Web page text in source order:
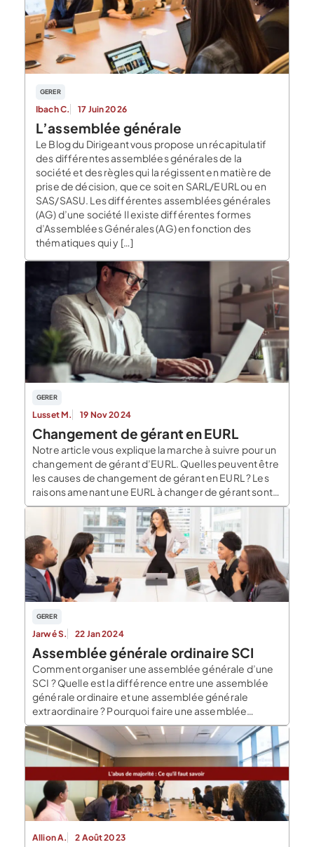
GERER
Ibach C. 17 Juin 2026
L’assemblée générale
Le Blog du Dirigeant vous propose un récapitulatif
des différentes assemblées générales de la
société et des règles qui la régissent en matière de
prise de décision, que ce soit en SARL/EURL ou en
SAS/SASU. Les différentes assemblées générales
(AG) d’une société Il existe différentes formes
d’Assemblées Générales (AG) en fonction des
thématiques qui y […]
GERER
Lusset M. 19 Nov 2024
Changement de gérant en EURL
Notre article vous explique la marche à suivre pour un
changement de gérant d’EURL. Quelles peuvent être
les causes de changement de gérant en EURL ? Les
raisons amenant une EURL à changer de gérant sont
variées et proviennent de différentes origines : Il est
possible que le gérant soit révoqué, il cesse donc ses
fonctions […]
GERER
Jarwé S. 22 Jan 2024
Assemblée générale ordinaire SCI
Comment organiser une assemblée générale d’une
SCI ? Quelle est la différence entre une assemblée
générale ordinaire et une assemblée générale
extraordinaire ? Pourquoi faire une assemblée
générale ordinaire ? Qui convoque l’assemblée
générale ordinaire ? Voici un article qui répond à ces
questions. L’assemblée générale ordinaire dans une
SCI est-elle obligatoire ? Même si la SCI n’est […]
Allion A. 2 Août 2023